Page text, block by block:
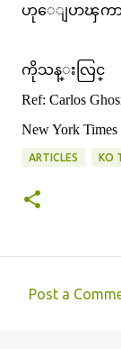
ဟုေျပာၾက
ကိုသန္းလြင္
Ref: Carlos
New York
ARTICLES KO
Post a